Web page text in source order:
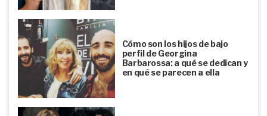
Cómo son los hijos de bajo
perfil de Georgina
Barbarossa: a qué se dedican y
en qué se parecen a ella